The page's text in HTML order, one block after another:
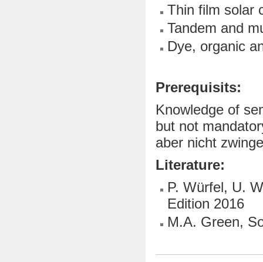
Thin film solar
Tandem and
Dye, organic
Prerequisits:
Knowledge of
but not
aber nicht
Literature:
P. Würfel, U.
Edition 2016
M.A. Green,